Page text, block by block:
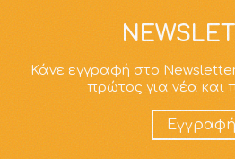
Κάνε εγγραφή στο
πρώτος για νέα και
Εγγραφή